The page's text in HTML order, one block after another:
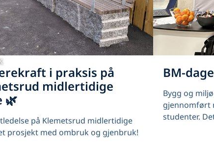
i praksis på
midlertidige
🌿
på Klemetsrud midlertidige
prosjekt med ombruk og gjenbruk!
BM-
Bygg og
gjennomført
studenter.